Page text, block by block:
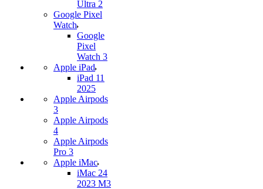
Ultra 2
Google Pixel
Watch
Google
Pixel
Watch 3
Apple iPad
iPad 11
2025
Apple Airpods
3
Apple Airpods
4
Apple Airpods
Pro 3
Apple iMac
iMac 24
2023 M3